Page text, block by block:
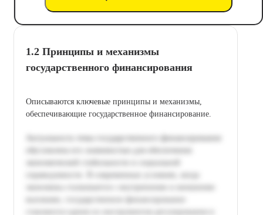
1.2 Принципы и механизмы
государственного финансирования
Описываются ключевые принципы и механизмы,
обеспечивающие государственное финансирование.